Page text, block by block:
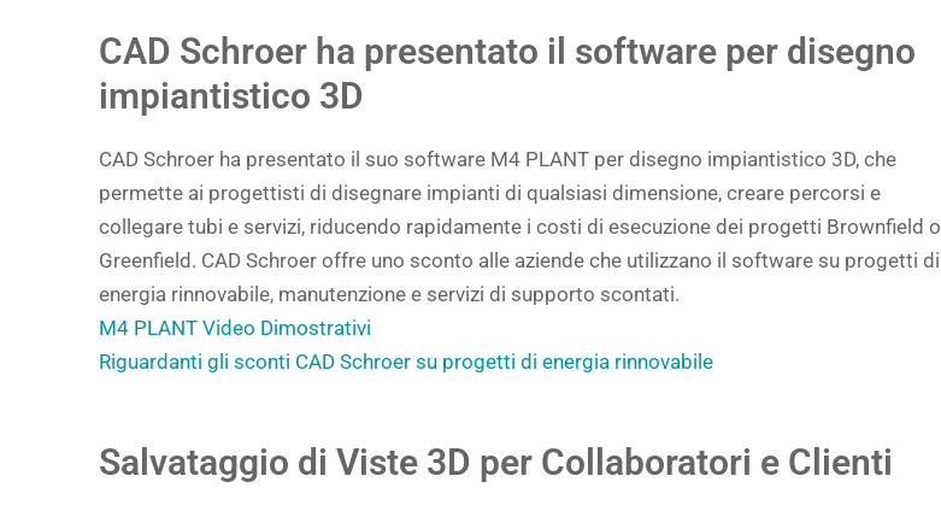
CAD Schroer ha presentato il software per disegno
impiantistico 3D
CAD Schroer ha presentato il suo software M4 PLANT per disegno impiantistico 3D, che
permette ai progettisti di disegnare impianti di qualsiasi dimensione, creare percorsi e
collegare tubi e servizi, riducendo rapidamente i costi di esecuzione dei progetti Brownfield o
Greenfield. CAD Schroer offre uno sconto alle aziende che utilizzano il software su progetti di
energia rinnovabile, manutenzione e servizi di supporto scontati.
M4 PLANT Video Dimostrativi
Riguardanti gli sconti CAD Schroer su progetti di energia rinnovabile
Salvataggio di Viste 3D per Collaboratori e Clienti